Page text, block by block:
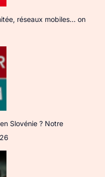
réseaux mobiles… on
Slovénie ? Notre